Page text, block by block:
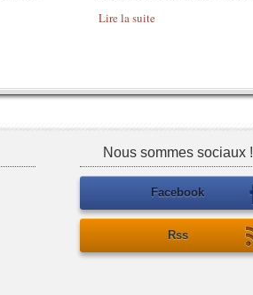
Lire la suite
Nous sommes sociaux !
Facebook
Rss